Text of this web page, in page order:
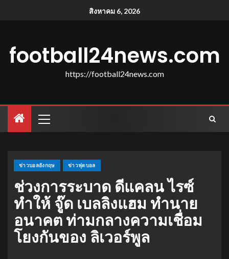
สิงหาคม 6, 2026
football24news.com
https://football24news.com
ข่าวบอลอังกฤษ ข่าวฟุตบอล
ช่วงการระบาด ดีแคลน ไรซ์
ทําให้ จู๊ด เบลลิงแฮม ทํานาย
อนาคต ท่ามกลางความเชื่อม
โยงกันของ ลิเวอร์พูล